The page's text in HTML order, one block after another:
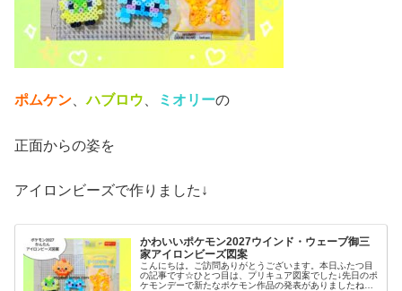
ポムケン 、ハブロウ ミオリーの
正面からの姿を
アイロンビーズで作りました↓
かわいいポケモン2027ウインド・ウェーブ御三
家アイロンビーズ図案
こんにちは。ご訪問ありがとうございます。本日ふたつ目
の記事です☆ひとつ目は、プリキュア図案でした↓先日のポ
ケモンデーで新たなポケモン作品の発表がありましたね✨️